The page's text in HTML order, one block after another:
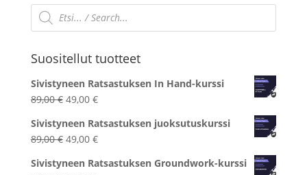
Products
search
Suositellut tuotteet
Sivistyneen Ratsastuksen In Hand-kurssi
89,00€ Alkuperäinen
oli:
89,00 €.
49,00 €Nykyinen
on:
49,00 €.
Sivistyneen Ratsastuksen juoksutuskurssi
89,00€ Alkuperäinen
oli:
49,00 €Nykyinen
on:
Sivistyneen Ratsastuksen Groundwork-kurssi